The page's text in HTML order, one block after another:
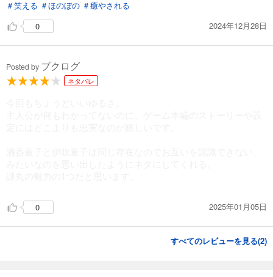
＃笑える ＃ほのぼの ＃癒やされる
0
2024年12月28日
Posted by ブクログ
ネタバレ
0 2025年01月05日
すべてのレビューを見る(2)